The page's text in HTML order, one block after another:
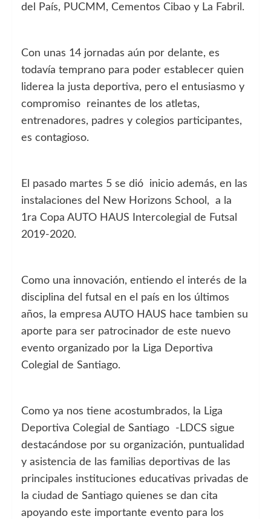
del País, PUCMM, Cementos Cibao y La Fabril.
Con unas 14 jornadas aún por delante, es
todavía temprano para poder establecer quien
liderea la justa deportiva, pero el entusiasmo y
compromiso reinantes de los atletas,
entrenadores, padres y colegios participantes,
es contagioso.
El pasado martes 5 se dió inicio además, en las
instalaciones del New Horizons School, a la
1ra Copa AUTO HAUS Intercolegial de Futsal
2019-2020.
Como una innovación, entiendo el interés de la
disciplina del futsal en el país en los últimos
años, la empresa AUTO HAUS hace tambien su
aporte para ser patrocinador de este nuevo
evento organizado por la Liga Deportiva
Colegial de Santiago.
Como ya nos tiene acostumbrados, la Liga
Deportiva Colegial de Santiago -LDCS sigue
destacándose por su organización, puntualidad
y asistencia de las familias deportivas de las
principales instituciones educativas privadas de
la ciudad de Santiago quienes se dan cita
apoyando este importante evento para los